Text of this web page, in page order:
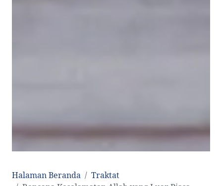
Halaman Beranda
Traktat